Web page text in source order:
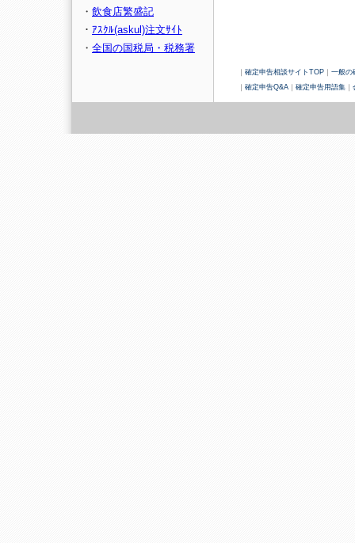
・ 飲食店繁盛記
・ ｱｽｸﾙ(askul)注文ｻｲﾄ
・ 全国の国税局・税務署
確定申告相談サイトTOP
一般の
確定申告Q&A 確定申告用語集